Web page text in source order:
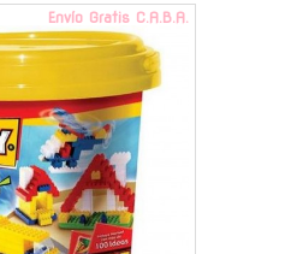
Envío Gratis C.A.B.A.